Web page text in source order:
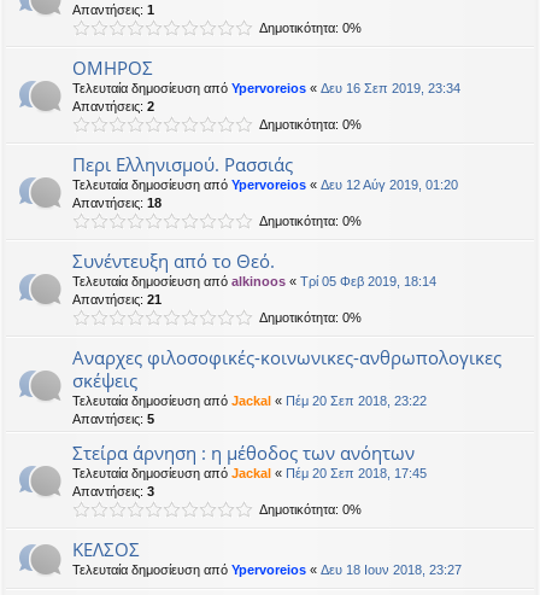
Απαντήσεις: 1
Δημοτικότητα: 0%
ΟΜΗΡΟΣ
Τελευταία δημοσίευση από Ypervoreios « Δευ 16 Σεπ 2019, 23:34
Απαντήσεις: 2
Δημοτικότητα: 0%
Περι Ελληνισμού. Ρασσιάς
Τελευταία δημοσίευση από Ypervoreios « Δευ 12 Αύγ 2019, 01:20
Απαντήσεις: 18
Δημοτικότητα: 0%
Συνέντευξη από το Θεό.
Τελευταία δημοσίευση από alkinoos « Τρί 05 Φεβ 2019, 18:14
Απαντήσεις: 21
Δημοτικότητα: 0%
Αναρχες φιλοσοφικές-κοινωνικες-ανθρωπολογικες
σκέψεις
Τελευταία δημοσίευση από Jackal « Πέμ 20 Σεπ 2018, 23:22
Απαντήσεις: 5
Στείρα άρνηση : η μέθοδος των ανόητων
Τελευταία δημοσίευση από Jackal « Πέμ 20 Σεπ 2018, 17:45
Απαντήσεις: 3
Δημοτικότητα: 0%
ΚΕΛΣΟΣ
Τελευταία δημοσίευση από Ypervoreios « Δευ 18 Ιουν 2018, 23:27